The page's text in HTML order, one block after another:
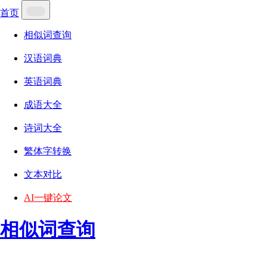
首页
相似词查询
汉语词典
英语词典
成语大全
诗词大全
繁体字转换
文本对比
AI一键论文
相似词查询